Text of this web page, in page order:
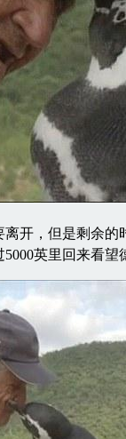
开，但是剩余的
英里回来看望